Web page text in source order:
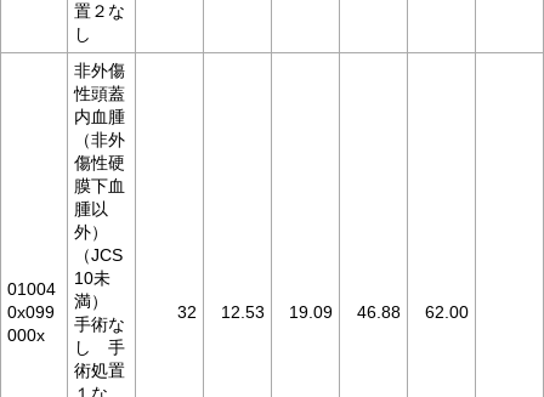
置２な
し
01004
0x099
000x
非外傷
性頭蓋
内血腫
（非外
傷性硬
膜下血
腫以
外）
（JCS
10未
満）
手術な
し 手
術処置
32 12.53 19.09 46.88 62.00